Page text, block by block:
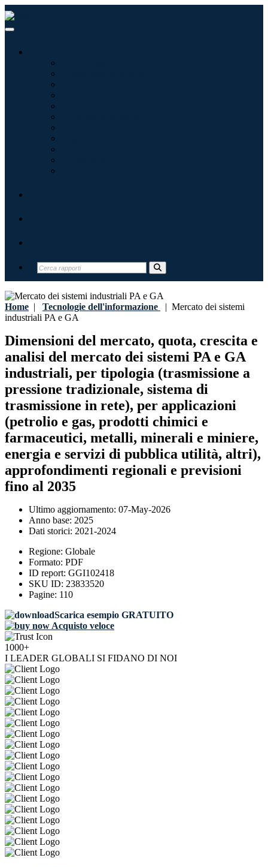
Home | Tecnologie dell'informazione | Mercato dei sistemi
industriali PA e GA
Dimensioni del mercato, quota, crescita e
analisi del mercato dei sistemi PA e GA
industriali, per tipologia (trasmissione a
pressione tradizionale, sistema di
trasmissione in rete), per applicazioni
(petrolio e gas, prodotti chimici e
farmaceutici, metalli, minerali e miniere,
energia e servizi di pubblica utilità, altri),
approfondimenti regionali e previsioni
fino al 2035
Ultimo aggiornamento: 07-May-2026
Anno base: 2025
Dati storici: 2021-2024
Regione: Globale
Formato: PDF
ID report: GGI102418
SKU ID: 23833520
Pagine: 110
Scarica esempio GRATUITO
Acquisto veloce
1000+
I LEADER GLOBALI SI FIDANO DI NOI